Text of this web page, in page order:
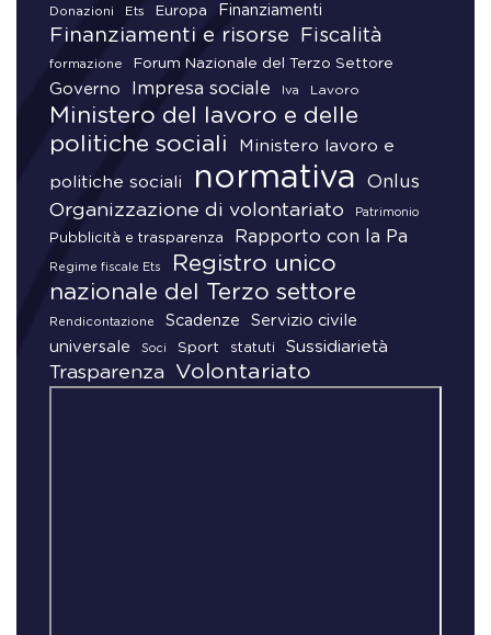
Donazioni Ets Europa Finanziamenti
Finanziamenti e risorse Fiscalità
formazione Forum Nazionale del Terzo Settore
Governo Impresa sociale Iva Lavoro
Ministero del lavoro e delle
politiche sociali
Ministero lavoro e
politiche sociali normativa Onlus
Organizzazione di volontariato Patrimonio
Pubblicità e trasparenza Rapporto con la Pa
Regime fiscale Ets
Registro unico
nazionale del Terzo settore
Rendicontazione Scadenze
Servizio civile
universale
Soci Sport statuti Sussidiarietà
Trasparenza Volontariato